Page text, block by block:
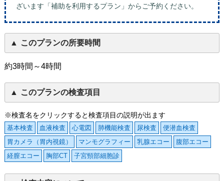
ざいます「補助を利用するプラン」からご予約ください。
このプランの所要時間
約3時間～4時間
このプランの検査項目
※検査名をクリックすると検査項目の説明が出ます
基本検査 血液検査 心電図 肺機能検査 尿検査
便潜血検査
胃カメラ（胃内視鏡）
マンモグラフィー 乳腺エコー
腹部エコー
経膣エコー
胸部CT 子宮頸部細胞診